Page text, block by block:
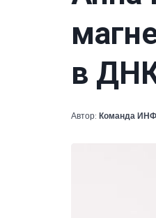
в
Автор: Команда